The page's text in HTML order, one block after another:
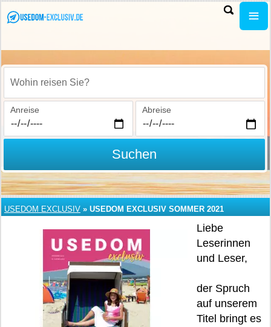
Wohin reisen Sie?
Anreise Abreise
Suchen
USEDOM EXCLUSIV » USEDOM EXCLUSIV SOMMER 2021
Liebe
Leserinnen
und Leser,
der Spruch
auf unserem
Titel bringt es